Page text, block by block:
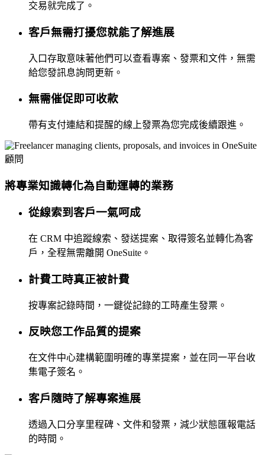
交易就完成了。
客戶無需打擾您就能了解進展
入口存取意味著他們可以查看專案、發票和文件，無需
給您發訊息詢問更新。
無需催促即可收款
帶有支付連結和提醒的線上發票為您完成後續跟進。
顧問
將專業知識轉化為自動運轉的業務
從線索到客戶一氣呵成
在 CRM 中追蹤線索、發送提案、取得簽名並轉化為客
戶，全程無需離開 OneSuite。
計費工時真正被計費
按專案記錄時間，一鍵從記錄的工時產生發票。
反映您工作品質的提案
在文件中心建構範圍明確的專業提案，並在同一平台收
集電子簽名。
客戶隨時了解專案進展
透過入口分享里程碑、文件和發票，減少狀態匯報電話
的時間。